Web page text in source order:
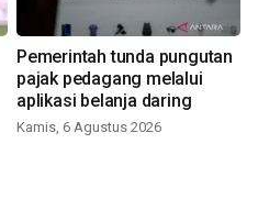
Pemerintah tunda pungutan
pajak pedagang melalui
aplikasi belanja daring
Kamis, 6 Agustus 2026